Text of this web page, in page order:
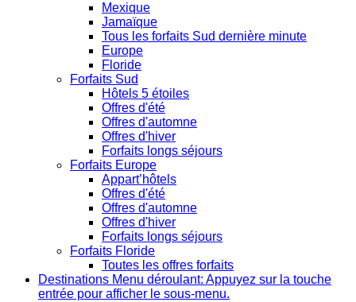
Mexique
Jamaïque
Tous les forfaits Sud dernière minute
Europe
Floride
Forfaits Sud
Hôtels 5 étoiles
Offres d'été
Offres d'automne
Offres d'hiver
Forfaits longs séjours
Forfaits Europe
Appart’hôtels
Offres d'été
Offres d'automne
Offres d'hiver
Forfaits longs séjours
Forfaits Floride
Toutes les offres forfaits
Destinations Menu déroulant: Appuyez sur la touche
entrée pour afficher le sous-menu.